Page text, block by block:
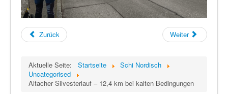
Zurück Weiter
Aktuelle Seite: Startseite
Schi Nordisch
Uncategorised
Altacher Silvesterlauf – 12,4 km bei kalten Bedingungen